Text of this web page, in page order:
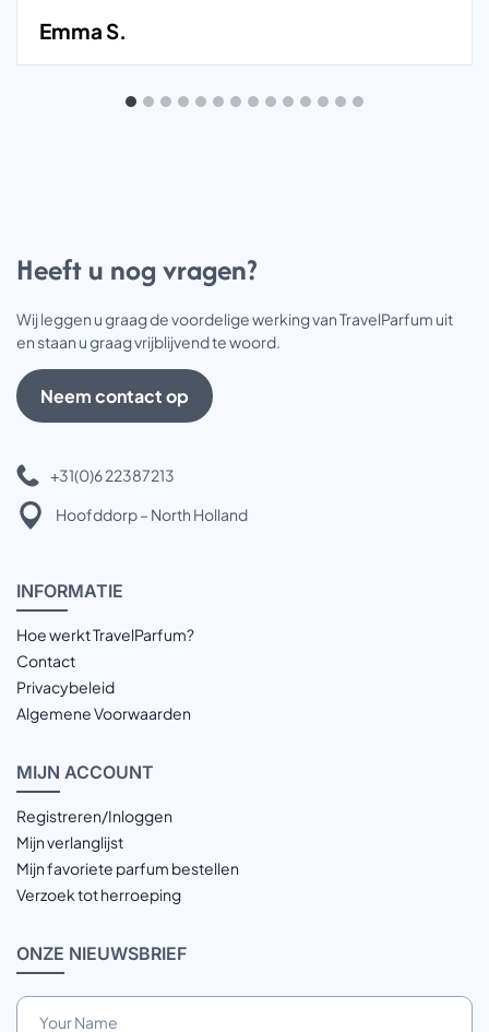
Emma S.
Heeft u nog vragen?
Wij leggen u graag de voordelige werking van TravelParfum uit
en staan u graag vrijblijvend te woord.
Neem contact op
+31(0)6 22387213
Hoofddorp – North Holland
INFORMATIE
Hoe werkt TravelParfum?
Contact
Privacybeleid
Algemene Voorwaarden
MIJN ACCOUNT
Registreren/Inloggen
Mijn verlanglijst
Mijn favoriete parfum bestellen
Verzoek tot herroeping
ONZE NIEUWSBRIEF